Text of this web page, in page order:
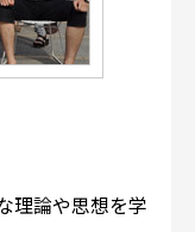
理論や思想を学